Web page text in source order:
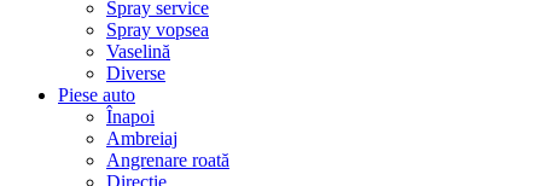
Spray service
Spray vopsea
Vaselină
Diverse
Piese auto
Înapoi
Ambreiaj
Angrenare roată